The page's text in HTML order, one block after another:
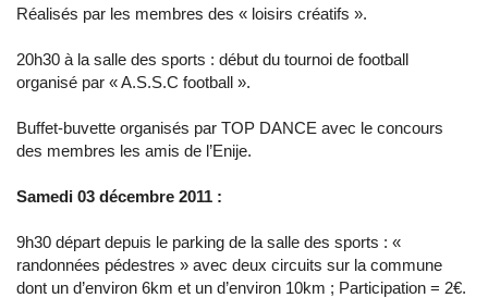
Réalisés par les membres des « loisirs créatifs ».
20h30 à la salle des sports : début du tournoi de football
organisé par « A.S.S.C football ».
Buffet-buvette organisés par TOP DANCE avec le concours
des membres les amis de l’Enije.
Samedi 03 décembre 2011 :
9h30 départ depuis le parking de la salle des sports : «
randonnées pédestres » avec deux circuits sur la commune
dont un d’environ 6km et un d’environ 10km ; Participation = 2€.